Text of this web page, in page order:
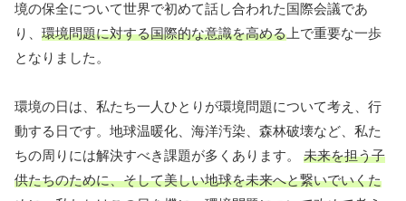
境の保全について世界で初めて話し合われた国際会議であ
り、 環境問題に対する国際的な意識を高める 上で重要な一歩
となりました。
環境の日は、私たち一人ひとりが環境問題について考え、行
動する日です。地球温暖化、海洋汚染、森林破壊など、私た
ちの周りには解決すべき課題が多くあります。 未来を担う子
供たちのために、そして美しい地球を未来へと繋いでいくた